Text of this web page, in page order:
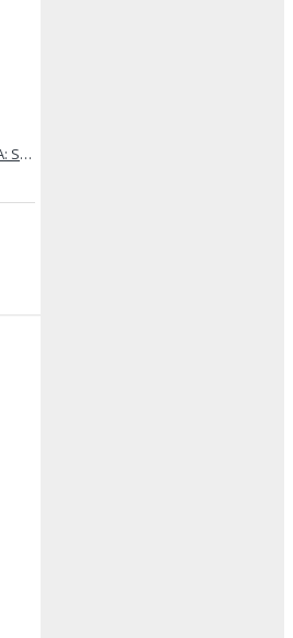
BLOCK ΚΑΘΑΡΙΣΜΟΥ ΓΙΑ: SUEDE ΚΑΙ NUBUCK